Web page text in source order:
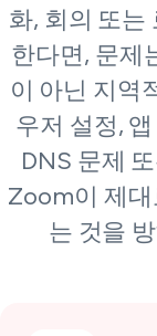
화, 회의 또는
한다면, 문제
이 아닌 지역
우저 설정,
DNS 문제
Zoom이 제
는 것을